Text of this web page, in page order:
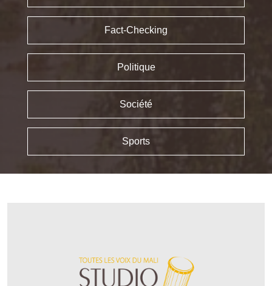
Fact-Checking
Politique
Société
Sports